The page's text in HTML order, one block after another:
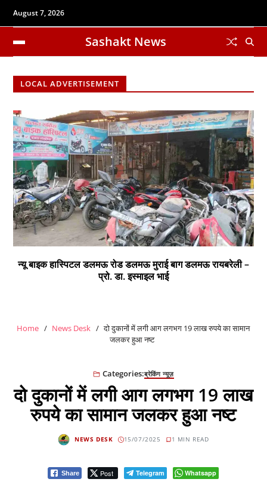
August 7, 2026
Sashakt News
LOCAL ADVERTISEMENT
न्यू बाइक हास्पिटल डलमऊ रोड डलमऊ मुराई बाग डलमऊ रायबरेली –
प्रो. डा. इस्माइल भाई
Home News Desk
दो दुकानों में लगी आग लगभग 19 लाख रुपये का सामान
जलकर हुआ नष्ट
Categories:ब्रेकिंग न्यूज़
दो दुकानों में लगी आग लगभग 19 लाख
रुपये का सामान जलकर हुआ नष्ट
NEWS DESK 15/07/2025 1 MIN READ
Share Post Telegram Whatsapp